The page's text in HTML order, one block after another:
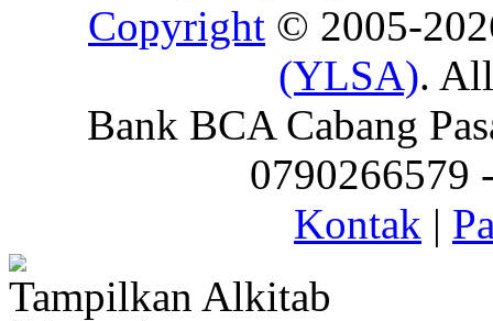
Copyright © 2005-
(YLSA).
Bank BCA Cabang
0790266579
Kontak |
Tampilkan Alkitab